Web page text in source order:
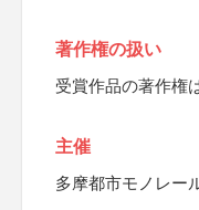
著作権の扱い
受賞作品の著作権
主催
多摩都市モノレー